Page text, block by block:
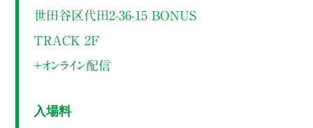
世田谷区代田2-36-15 BONUS
TRACK 2F
＋オンライン配信
入場料